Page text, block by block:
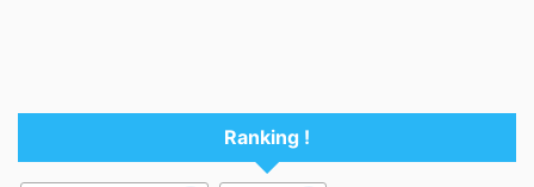
Ranking !